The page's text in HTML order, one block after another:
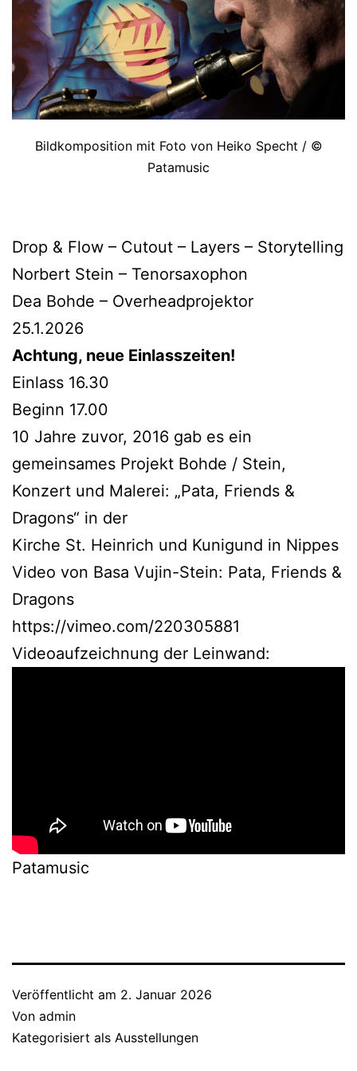
Bildkomposition mit Foto von Heiko Specht / ©
Patamusic
Drop & Flow – Cutout – Layers – Storytelling
Norbert Stein – Tenorsaxophon
Dea Bohde – Overheadprojektor
25.1.2026
Achtung, neue Einlasszeiten!
Einlass 16.30
Beginn 17.00
10 Jahre zuvor, 2016 gab es ein
gemeinsames Projekt Bohde / Stein,
Konzert und Malerei: „Pata, Friends &
Dragons“ in der
Kirche St. Heinrich und Kunigund in Nippes
Video von Basa Vujin-Stein: Pata, Friends &
Dragons
https://vimeo.com/220305881
Videoaufzeichnung der Leinwand:
Patamusic
Veröffentlicht am 2. Januar 2026
Von admin
Kategorisiert als Ausstellungen